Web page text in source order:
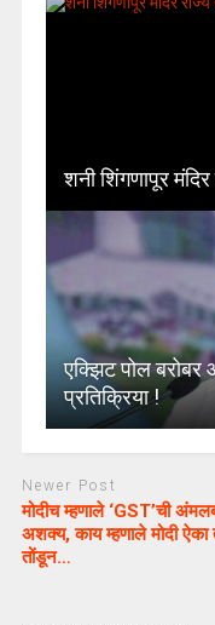
शनी शिंगणापूर मंदिर
एक्झिट पोल बरोबर
प्रतिक्रिया !
Newer Post
मोदीच म्हणाले ‘GST’ची
अशक्य, काय म्हणाले मोदी ऐका
तोंडून…